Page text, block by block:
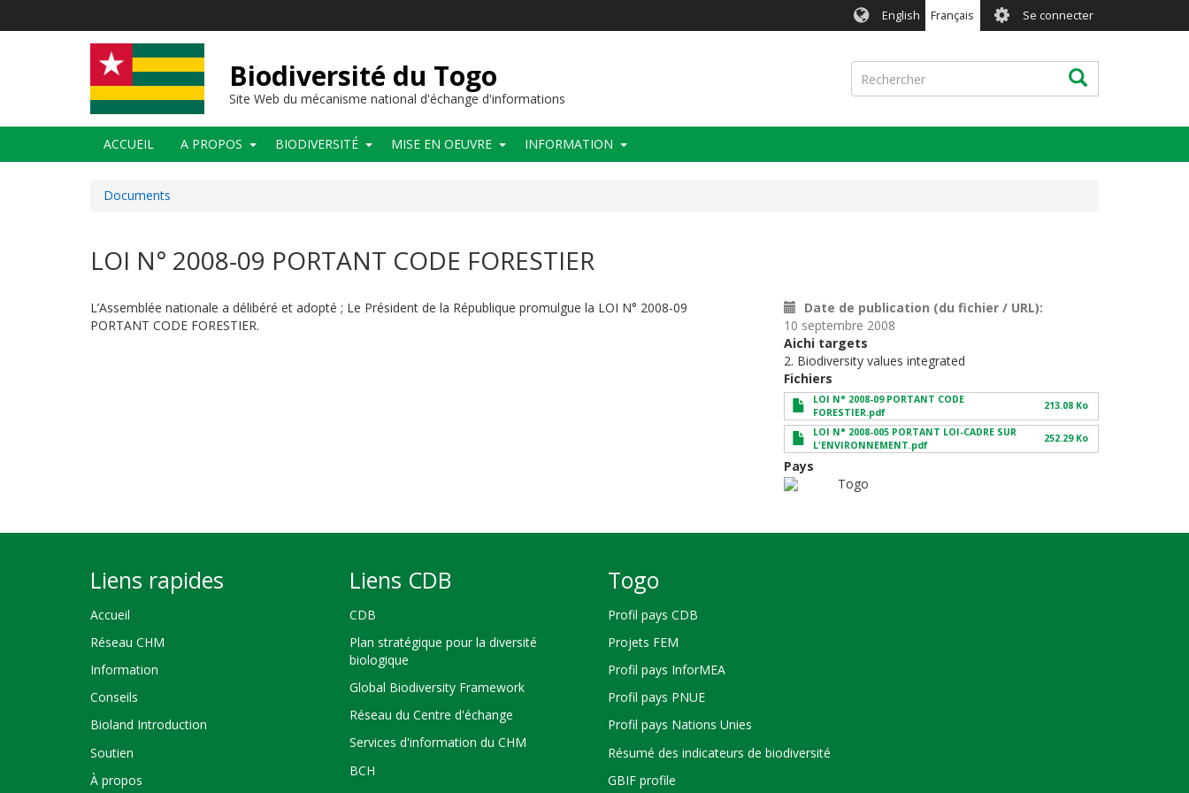
English Français User
account
menu
Se connecter
Biodiversité du Togo
Site Web du mécanisme national d'échange d'informations
Rechercher Rechercher
Main
navigation
ACCUEIL A PROPOS BIODIVERSITÉ MISE EN OEUVRE INFORMATION
Documents
LOI N° 2008-09 PORTANT CODE FORESTIER
L’Assemblée nationale a délibéré et adopté ; Le Président de la République promulgue la LOI N° 2008-09
PORTANT CODE FORESTIER.
Date de publication (du fichier / URL)
10 septembre 2008
Aichi targets
2. Biodiversity values integrated
Fichiers
LOI N° 2008-09 PORTANT CODE
FORESTIER.pdf
213.08 Ko
LOI N° 2008-005 PORTANT LOI-CADRE SUR
L'ENVIRONNEMENT.pdf
252.29 Ko
Pays
Togo
Liens rapides
Accueil
Réseau CHM
Information
Conseils
Bioland Introduction
Soutien
À propos
Liens CDB
CDB
Plan stratégique pour la diversité
biologique
Global Biodiversity Framework
Réseau du Centre d'échange
Services d'information du CHM
BCH
Togo
Profil pays CDB
Projets FEM
Profil pays InforMEA
Profil pays PNUE
Profil pays Nations Unies
Résumé des indicateurs de biodiversité
GBIF profile